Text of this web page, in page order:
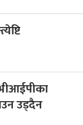
उड्दैन